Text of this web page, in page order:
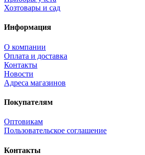
Хозтовары и сад
Информация
О компании
Оплата и доставка
Контакты
Новости
Адреса магазинов
Покупателям
Оптовикам
Пользовательское соглашение
Контакты